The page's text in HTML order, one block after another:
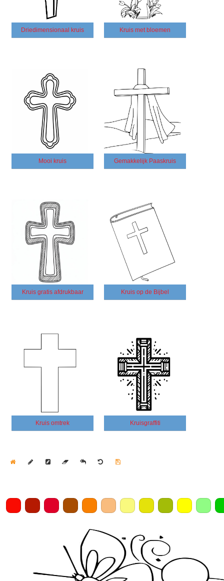
Driedimensionaal kruis Kruis met bloemen
Mooi kruis Gemakkelijk Paaskruis
Kruis gratis afdrukbaar Kruis op de Bijbel
Kruis omtrek Kruisgraffiti